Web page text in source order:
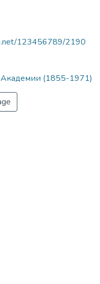
123456789/2190
(1855-1971)